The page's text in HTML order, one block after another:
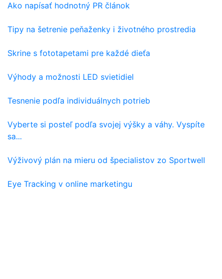
Ako napísať hodnotný PR článok
Tipy na šetrenie peňaženky i životného prostredia
Skrine s fototapetami pre každé dieťa
Výhody a možnosti LED svietidiel
Tesnenie podľa individuálnych potrieb
Vyberte si posteľ podľa svojej výšky a váhy. Vyspíte
sa...
Výživový plán na mieru od špecialistov zo Sportwell
Eye Tracking v online marketingu